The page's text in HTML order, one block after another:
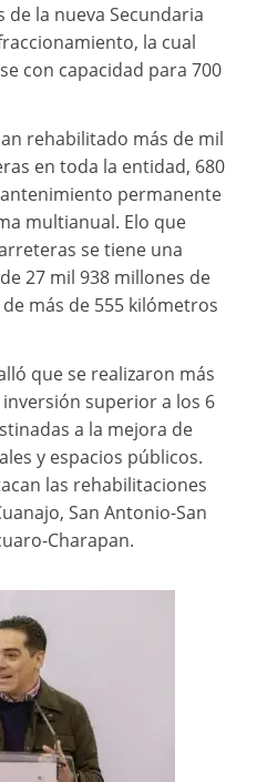
de la nueva Secundaria
la cual
con capacidad para 700
rehabilitado más de mil
en toda la entidad, 680
permanente
multianual. Elo que
se tiene una
27 mil 938 millones de
más de 555 kilómetros
que se realizaron más
superior a los 6
a la mejora de
y espacios públicos.
las rehabilitaciones
San Antonio-San
Charapan.